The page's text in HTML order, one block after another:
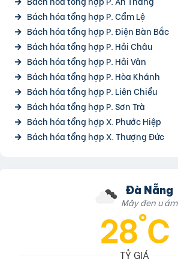
Bách hóa tổng hợp P. Cẩm Lệ
Bách hóa tổng hợp P. Điện Bàn Bắc
Bách hóa tổng hợp P. Hải Châu
Bách hóa tổng hợp P. Hải Vân
Bách hóa tổng hợp P. Hòa Khánh
Bách hóa tổng hợp P. Liên Chiểu
Bách hóa tổng hợp P. Sơn Trà
Bách hóa tổng hợp X. Phước Hiệp
Bách hóa tổng hợp X. Thượng Đức
Đà Nẵng
Mây đen u ám
28°C
TỶ GIÁ